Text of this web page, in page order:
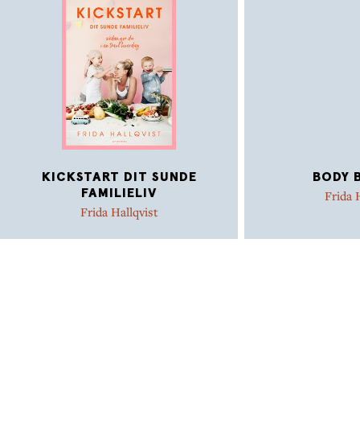
Så kickstart dit sunde familieliv og få inspiration og
konkrete råd til at få sund kost og træning ind i
hverdagen sammen med din familie.
KICKSTART DIT SUNDE
FAMILIELIV
Frida Hallqvist
BODY
Frida